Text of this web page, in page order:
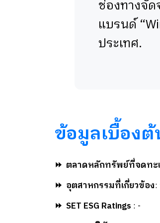
ช่องทางจั
แบรนด์
ประเทศ.
ข้อมูลเบื้อง
⏩ ตลาดหลักทรัพย์ที่จดทะ
⏩ อุตสาหกรรมที่เกี่ยวข้อง
⏩ SET ESG Ratings : -